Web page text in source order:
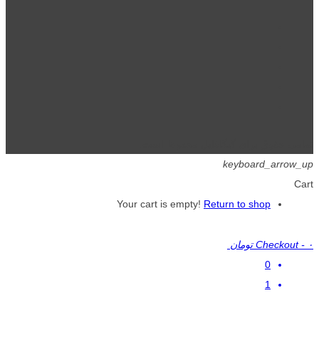
keyboard_arrow_up
Cart
Your cart is empty! Return to shop
Checkout - ۰ تومان
0
1